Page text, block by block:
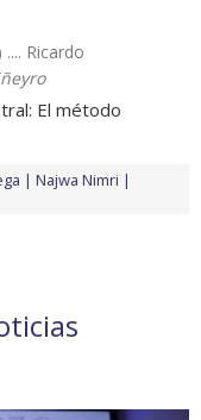
.... Ricardo
El método
Najwa Nimri